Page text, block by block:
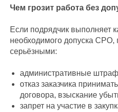
Чем грозит работа без
Если подрядчик выполняет
необходимого допуска СРО,
серьёзными:
административные
отказ заказчика
договора, взыскание
запрет на участие в